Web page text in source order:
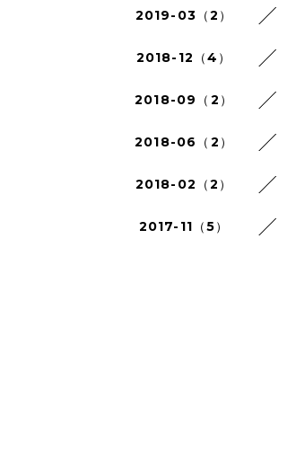
2019-03（2）
2018-12（4）
2018-09（2）
2018-06（2）
2018-02（2）
2017-11（5）